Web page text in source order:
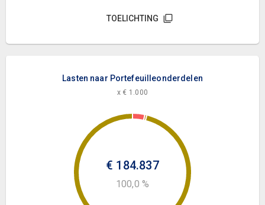
TOELICHTING
Lasten naar Portefeuilleonderdelen
x € 1.000
€ 184.837
100,0 %